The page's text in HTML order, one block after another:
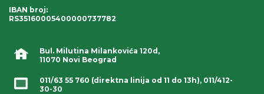
Bul. Milutina Milankovića 120d,
11070 Novi Beograd
011/63 55 760 (direktna linija od 11 do 13h), 011/412-
30-30
IBAN broj:
RS35160005400000737782